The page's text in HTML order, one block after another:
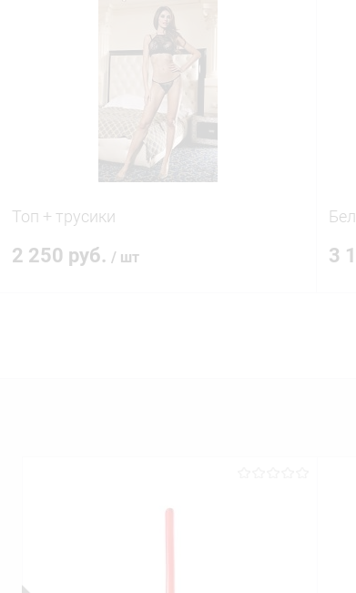
В корзину
Купить в 1 клик Сравнение
Топ + трусики
2 250 руб. / шт 3